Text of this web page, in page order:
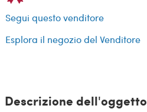
Segui questo venditore
Esplora il negozio del Venditore
Descrizione dell'oggetto